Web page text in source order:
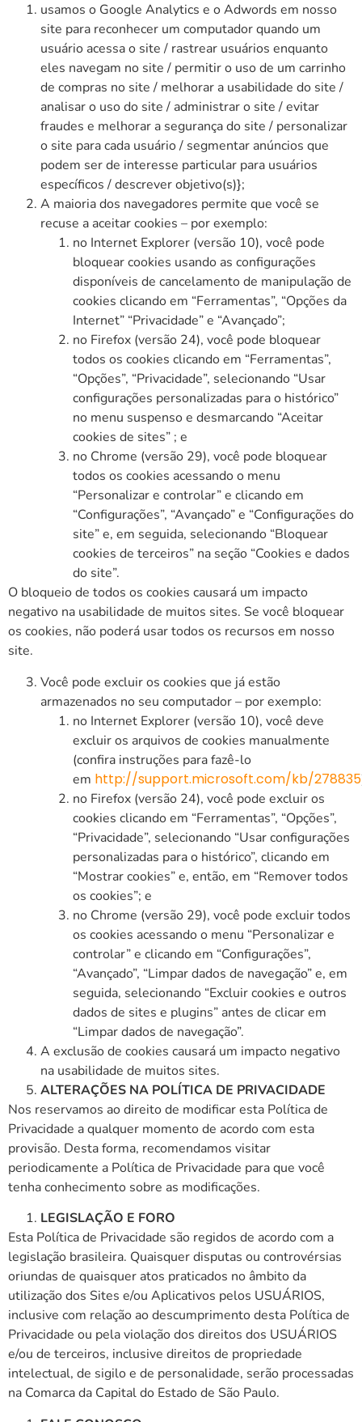
usamos o Google Analytics e o Adwords em nosso
site para reconhecer um computador quando um
usuário acessa o site / rastrear usuários enquanto
eles navegam no site / permitir o uso de um carrinho
de compras no site / melhorar a usabilidade do site /
analisar o uso do site / administrar o site / evitar
fraudes e melhorar a segurança do site / personalizar
o site para cada usuário / segmentar anúncios que
podem ser de interesse particular para usuários
específicos / descrever objetivo(s)};
A maioria dos navegadores permite que você se
recuse a aceitar cookies – por exemplo:
no Internet Explorer (versão 10), você pode
bloquear cookies usando as configurações
disponíveis de cancelamento de manipulação de
cookies clicando em “Ferramentas”, “Opções da
Internet” “Privacidade” e “Avançado”;
no Firefox (versão 24), você pode bloquear
todos os cookies clicando em “Ferramentas”,
“Opções”, “Privacidade”, selecionando “Usar
configurações personalizadas para o histórico”
no menu suspenso e desmarcando “Aceitar
cookies de sites” ; e
no Chrome (versão 29), você pode bloquear
todos os cookies acessando o menu
“Personalizar e controlar” e clicando em
“Configurações”, “Avançado” e “Configurações do
site” e, em seguida, selecionando “Bloquear
cookies de terceiros” na seção “Cookies e dados
do site”.
O bloqueio de todos os cookies causará um impacto
negativo na usabilidade de muitos sites. Se você bloquear
os cookies, não poderá usar todos os recursos em nosso
site.
Você pode excluir os cookies que já estão
armazenados no seu computador – por exemplo:
no Internet Explorer (versão 10), você deve
excluir os arquivos de cookies manualmente
(confira instruções para fazê-lo
em http://support.microsoft.com/kb/278835
no Firefox (versão 24), você pode excluir os
cookies clicando em “Ferramentas”, “Opções”,
“Privacidade”, selecionando “Usar configurações
personalizadas para o histórico”, clicando em
“Mostrar cookies” e, então, em “Remover todos
os cookies”; e
no Chrome (versão 29), você pode excluir todos
os cookies acessando o menu “Personalizar e
controlar” e clicando em “Configurações”,
“Avançado”, “Limpar dados de navegação” e, em
seguida, selecionando “Excluir cookies e outros
dados de sites e plugins” antes de clicar em
“Limpar dados de navegação”.
A exclusão de cookies causará um impacto negativo
na usabilidade de muitos sites.
ALTERAÇÕES NA POLÍTICA DE PRIVACIDADE
Nos reservamos ao direito de modificar esta Política de
Privacidade a qualquer momento de acordo com esta
provisão. Desta forma, recomendamos visitar
periodicamente a Política de Privacidade para que você
tenha conhecimento sobre as modificações.
LEGISLAÇÃO E FORO
Esta Política de Privacidade são regidos de acordo com a
legislação brasileira. Quaisquer disputas ou controvérsias
oriundas de quaisquer atos praticados no âmbito da
utilização dos Sites e/ou Aplicativos pelos USUÁRIOS,
inclusive com relação ao descumprimento desta Política de
Privacidade ou pela violação dos direitos dos USUÁRIOS
e/ou de terceiros, inclusive direitos de propriedade
intelectual, de sigilo e de personalidade, serão processadas
na Comarca da Capital do Estado de São Paulo.